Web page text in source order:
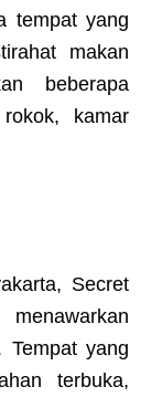
tempat yang
makan
beberapa
kamar
Secret
Tempat yang
terbuka,